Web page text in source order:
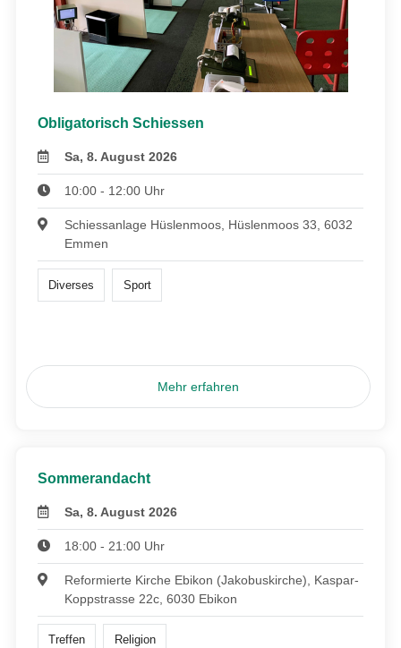
Obligatorisch Schiessen
Sa, 8. August 2026
10:00 - 12:00 Uhr
Schiessanlage Hüslenmoos, Hüslenmoos 33, 6032
Emmen
Diverses Sport
Mehr erfahren
Sommerandacht
Sa, 8. August 2026
18:00 - 21:00 Uhr
Reformierte Kirche Ebikon (Jakobuskirche), Kaspar-
Koppstrasse 22c, 6030 Ebikon
Treffen Religion